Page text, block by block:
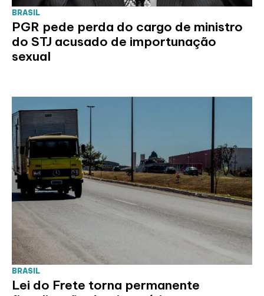
BRASIL
PGR pede perda do cargo de ministro
do STJ acusado de importunação
sexual
BRASIL
Lei do Frete torna permanente